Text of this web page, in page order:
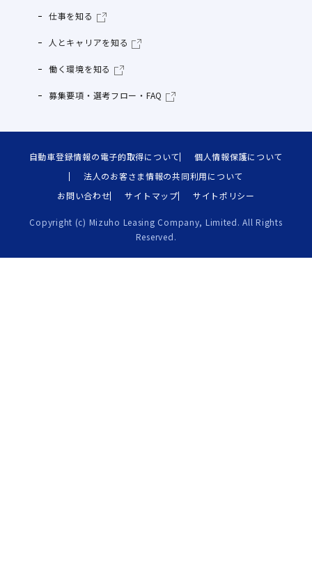
仕事を知る
人とキャリアを知る
働く環境を知る
募集要項・選考フロー・FAQ
自動車登録情報の電子的取得について
個人情報保護について
法人のお客さま情報の共同利用について
お問い合わせ
サイトマップ サイトポリシー
Copyright (c) Mizuho Leasing Company, Limited. All Rights
Reserved.